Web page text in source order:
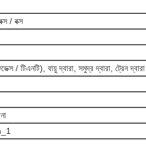
/ বক্স
/ টিএনটি), বায়ু দ্বারা, সমুদ্র দ্বারা, ট্রেন দ্বারা